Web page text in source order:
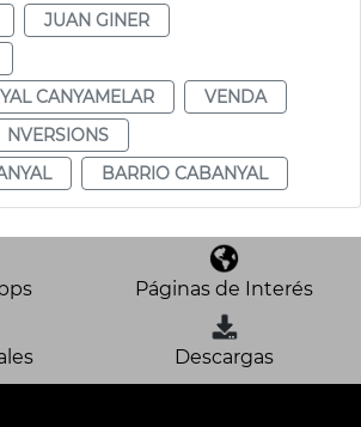
JUAN GINER
CANYAMELAR
VENDA
NVERSIONS
BARRIO CABANYAL
Páginas de Interés
Descargas